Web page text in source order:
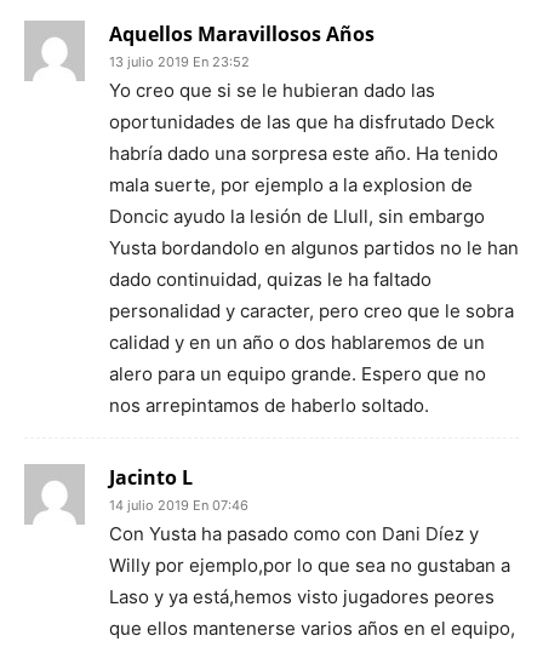
Aquellos Maravillosos Años
13 julio 2019 En 23:52
Yo creo que si se le hubieran dado las
oportunidades de las que ha disfrutado Deck
habría dado una sorpresa este año. Ha tenido
mala suerte, por ejemplo a la explosion de
Doncic ayudo la lesión de Llull, sin embargo
Yusta bordandolo en algunos partidos no le han
dado continuidad, quizas le ha faltado
personalidad y caracter, pero creo que le sobra
calidad y en un año o dos hablaremos de un
alero para un equipo grande. Espero que no
nos arrepintamos de haberlo soltado.
Jacinto L
14 julio 2019 En 07:46
Con Yusta ha pasado como con Dani Díez y
Willy por ejemplo,por lo que sea no gustaban a
Laso y ya está,hemos visto jugadores peores
que ellos mantenerse varios años en el equipo,